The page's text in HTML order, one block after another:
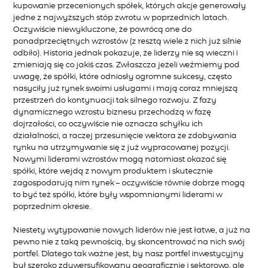
kupowanie przecenionych spółek, których akcje generowały
jedne z najwyższych stóp zwrotu w poprzednich latach.
Oczywiście niewykluczone, że powrócą one do
ponadprzeciętnych wzrostów (z resztą wiele z nich już silnie
odbiło). Historia jednak pokazuje, że liderzy nie są wieczni i
zmieniają się co jakiś czas. Zwłaszcza jeżeli weźmiemy pod
uwagę, że spółki, które odniosły ogromne sukcesy, często
nasyciły już rynek swoimi usługami i mają coraz mniejszą
przestrzeń do kontynuacji tak silnego rozwoju. Z fazy
dynamicznego wzrostu biznesu przechodzą w fazę
dojrzałości, co oczywiście nie oznacza schyłku ich
działalności, a raczej przesunięcie wektora ze zdobywania
rynku na utrzymywanie się z już wypracowanej pozycji.
Nowymi liderami wzrostów mogą natomiast okazać się
spółki, które wejdą z nowym produktem i skutecznie
zagospodarują nim rynek – oczywiście równie dobrze mogą
to być też spółki, które były wspomnianymi liderami w
poprzednim okresie.
Niestety wytypowanie nowych liderów nie jest łatwe, a już na
pewno nie z taką pewnością, by skoncentrować na nich swój
portfel. Dlatego tak ważne jest, by nasz portfel inwestycyjny
był szeroko zdywersyfikowany geograficznie i sektorowo, ale